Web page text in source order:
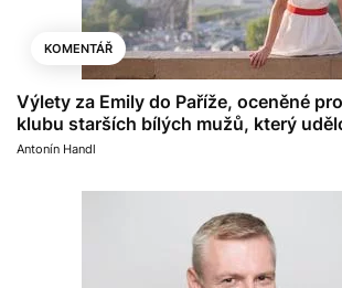
KOMENTÁŘ
Výlety za Emily do Paříže, oceněné
klubu starších bílých mužů, který
Antonín Handl